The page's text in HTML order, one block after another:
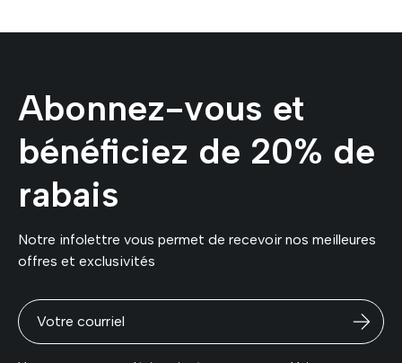
Abonnez-vous et
bénéficiez de 20% de
rabais
Notre infolettre vous permet de recevoir nos meilleures
offres et exclusivités